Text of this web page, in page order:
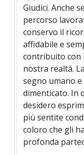
Giudici. Anche
percorso
conservo il
affidabile e
contribuito con
nostra realtà.
segno umano
dimenticato. In
desidero
più sentite
coloro che gli
profonda